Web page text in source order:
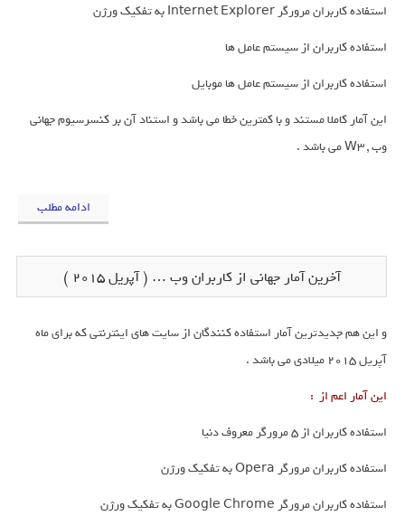
استفاده کاربران مرورگر Internet Explorer به تفکیک ورژن
استفاده کاربران از سیستم عامل ها
استفاده کاربران از سیستم عامل ها موبایل
این آمار کاملا مستند و با کمترین خطا می باشد و استناد آن بر کنسرسیوم جهانی
وب , W3 می باشد .
ادامه مطلب
آخرین آمار جهانی از کاربران وب … ( آپریل 2015 )
و این هم جدیدترین آمار استفاده کنندگان از سایت های اینترنتی که برای ماه
آپریل 2015 میلادی می باشد .
این آمار اعم از :
استفاده کاربران از 5 مرورگر معروف دنیا
استفاده کاربران مرورگر Opera به تفکیک ورژن
استفاده کاربران مرورگر Google Chrome به تفکیک ورژن